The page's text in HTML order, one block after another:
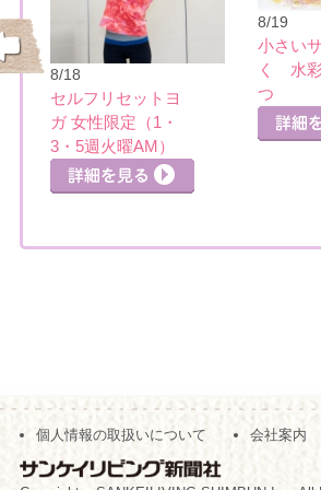
8/18
セルフリセットヨ
ガ 女性限定（1・
3・5週火曜AM）
8/19
小さい
く 水
つ
詳細を見る
詳細を見る
個人情報の取扱いについて 会社案内